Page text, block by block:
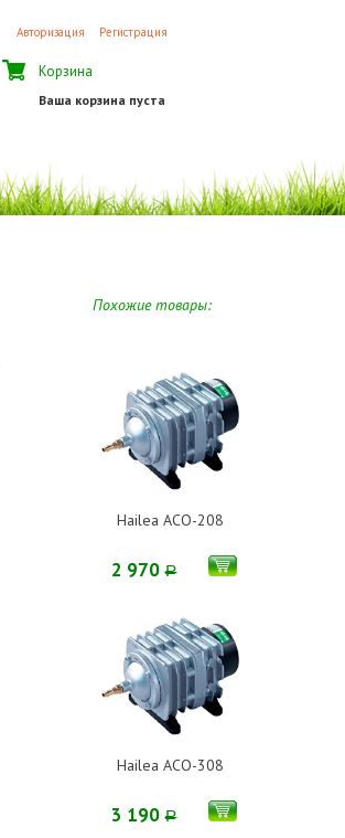
Авторизация Регистрация
Корзина
Ваша корзина пуста
Похожие товары:
Hailea ACO-208
2 970Р
Hailea ACO-308
3 190Р